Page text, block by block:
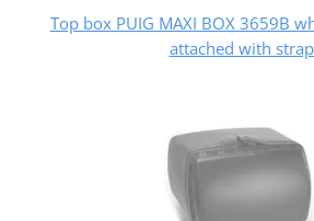
Top box PUIG MAXI BOX 3659B
attached with